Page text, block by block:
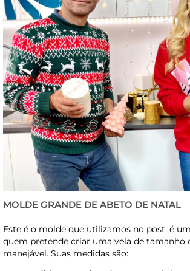
MOLDE GRANDE DE ABETO DE NATAL
Este é o molde que utilizamos no post, é
quem pretende criar uma vela de tamanho
manejável. Suas medidas são: